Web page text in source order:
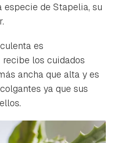
especie de Stapelia, su
es
los cuidados
ancha que alta y es
ya que sus